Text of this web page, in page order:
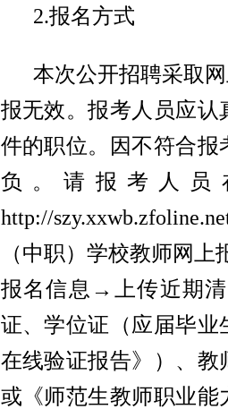
2.报名方式
本次公开招聘采取
报无效。报考人员应
件的职位。因不符合
负。请报考人员
http://
（中职）学校教师网
报名信息→上传近期
证、学位证（应届毕
在线验证报告》）、
或《师范生教师职业